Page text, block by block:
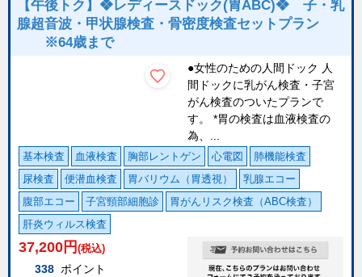
【午後トク】❖レディースドック(胃ABC)❖ 子・乳
腺超音波・甲状腺検査・骨密度検査セットプラン
※64歳まで
●女性のための人間ドック 人
間ドックに乳がん検査・子宮
がん検査のついたプランで
す。 *胃の検査は血液検査の
為、...
基本検査 血液検査 胸部レントゲン 心電図
肺機能検査
尿検査
便潜血検査 胃バリウム（胃透視）
乳腺エコー
腹部エコー
子宮頸部細胞診
胃がんリスク検査（ABC検査）
肝炎ウィルス検査
37,200 円 (税込)
338 ポイント